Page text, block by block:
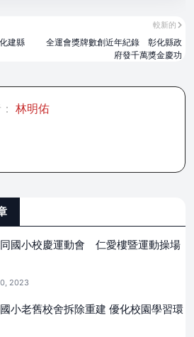
較新的
全運會獎牌數創近年紀錄 彰化縣政
府發千萬獎金慶功
建縣
林明佑
國小校慶運動會 仁愛樓暨運動操場
2023
小老舊校舍拆除重建 優化校園學習環